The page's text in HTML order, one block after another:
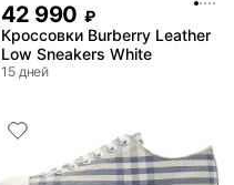
42 990 ₽
Кроссовки Burberry Leather
Low Sneakers White
15 дней